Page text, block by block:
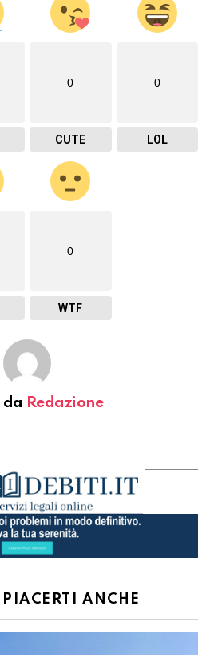
0
CUTE
0
LOL
0
WTF
da Redazione
PIACERTI ANCHE